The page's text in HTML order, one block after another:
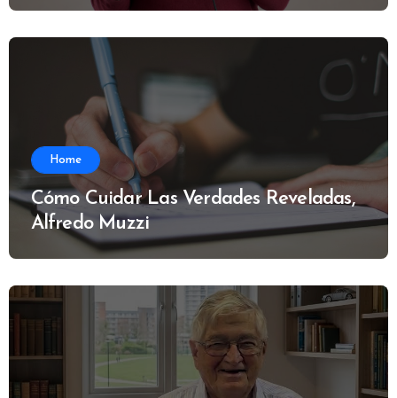
Home
Cómo Cuidar Las Verdades Reveladas,
Alfredo Muzzi